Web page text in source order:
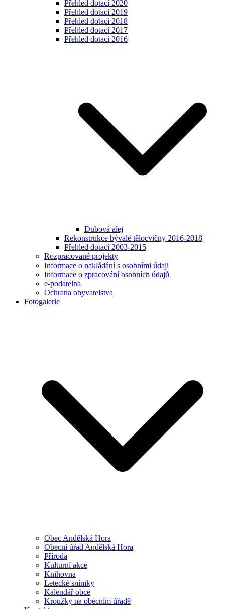
Přehled dotací 2020
Přehled dotací 2019
Přehled dotací 2018
Přehled dotací 2017
Přehled dotací 2016
Dubová alej
Rekonstrukce bývalé tělocvičny 2016-2018
Přehled dotací 2003-2015
Rozpracované projekty
Informace o nakládání s osobními údaji
Informace o zpracování osobních údajů
e-podatelna
Ochrana obyvatelstva
Fotogalerie
Obec Andělská Hora
Obecní úřad Andělská Hora
Příroda
Kulturní akce
Knihovna
Letecké snímky
Kalendář obce
Kroužky na obecním úřadě